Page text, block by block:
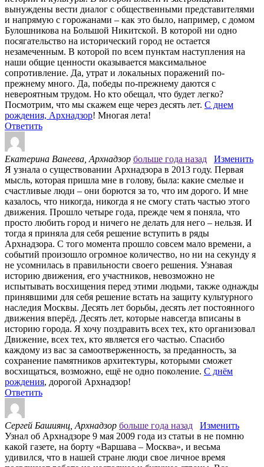
вынуждены вести диалог с общественными представителями
и напрямую с горожанами – как это было, например, с домом
Булошникова на Большой Никитской. В которой ни одно
посягательство на исторический город не остается
незамеченным. В которой по всем пунктам наступления на
наши общие ценности оказывается максимальное
сопротивление. Да, утрат и локальных поражений по-
прежнему много. Да, победы по-прежнему даются с
невероятным трудом. Но кто обещал, что будет легко?
Посмотрим, что мы скажем еще через десять лет. С днем
рождения, Архнадзор! Многая лета!
Ответить
Екатерина Ванеева, Архнадзор больше года назад
Изменить
Я узнала о существовании Архнадзора в 2013 году. Первая
мысль, которая пришла мне в голову, была: какие смелые и
счастливые люди – они борются за то, что им дорого. И мне
казалось, что никогда, никогда я не смогу стать частью этого
движения. Прошло четыре года, прежде чем я поняла, что
просто любить город и ничего не делать для него – нельзя. И
тогда я приняла для себя решение вступить в ряды
Архнадзора. С того момента прошло совсем мало времени, а
событий произошло огромное количество, но ни на секунду я
не усомнилась в правильности своего решения. Узнавая
историю движения, его участников, невозможно не
испытывать восхищения перед этими людьми, также однажды
принявшими для себя решение встать на защиту культурного
наследия Москвы. Десять лет борьбы, десять лет постоянного
движения вперёд. Десять лет, которые навсегда вписаны в
историю города. Я хочу поздравить всех тех, кто организовал
Движение, всех тех, кто является его частью. Спасибо
каждому из вас за самоотверженность, за преданность, за
сохранение памятников архитектуры, которыми сможет
восхищаться, возможно, ещё не одно поколение. С днём
рождения, дорогой Архнадзор!
Ответить
Сергей Башиянц, Архнадзор больше года назад
Изменить
Узнал об Архнадзоре 9 мая 2009 года из статьи в не помню
какой газете, на борту «Варшава – Москва», и весьма
удивился, что в нашей стране люди свое личное время